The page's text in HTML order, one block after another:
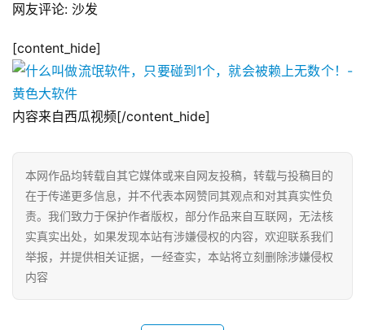
网友评论: 沙发
[content_hide]
内容来自西瓜视频[/content_hide]
本网作品均转载自其它媒体或来自网友投稿，转载与投稿目的
在于传递更多信息，并不代表本网赞同其观点和对其真实性负
责。我们致力于保护作者版权，部分作品来自互联网，无法核
实真实出处，如果发现本站有涉嫌侵权的内容，欢迎联系我们
举报，并提供相关证据，一经查实，本站将立刻删除涉嫌侵权
内容